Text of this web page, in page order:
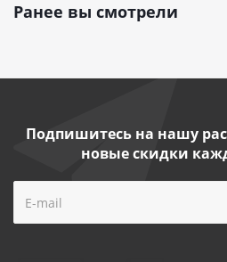
Ранее вы смотрели
Подпишитесь на нашу
новые скидки